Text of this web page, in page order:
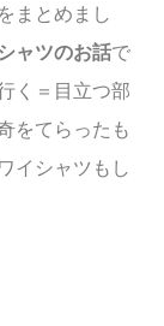
まとめまし
ャツのお話で
く＝目立つ部
をてらったも
イシャツもし